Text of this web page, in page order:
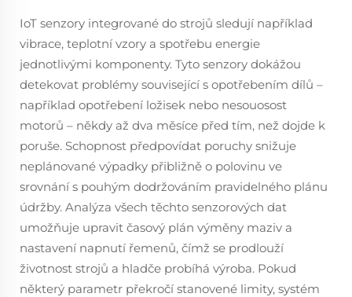
IoT senzory integrované do strojů sledují například
vibrace, teplotní vzory a spotřebu energie
jednotlivými komponenty. Tyto senzory dokážou
detekovat problémy související s opotřebením dílů –
například opotřebení ložisek nebo nesouosost
motorů – někdy až dva měsíce před tím, než dojde k
poruše. Schopnost předpovídat poruchy snižuje
neplánované výpadky přibližně o polovinu ve
srovnání s pouhým dodržováním pravidelného plánu
údržby. Analýza všech těchto senzorových dat
umožňuje upravit časový plán výměny maziv a
nastavení napnutí řemenů, čímž se prodlouží
životnost strojů a hladče probíhá výroba. Pokud
některý parametr překročí stanovené limity, systém